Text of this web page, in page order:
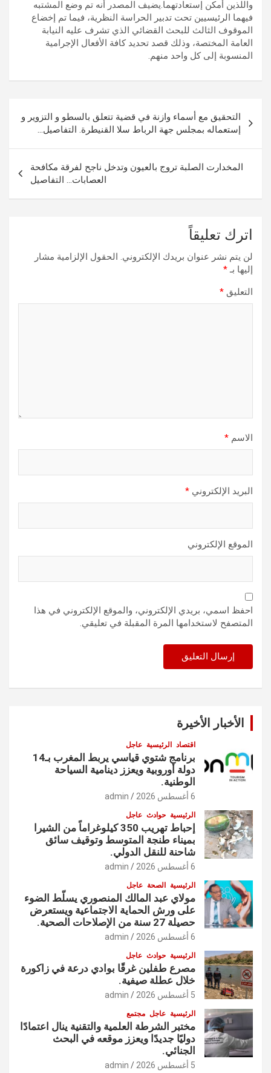
واللذين أمكن إستعادتهما.يضيف المصدر أنه تم وضع المشتبه
فيهما الرئيسيين تحت تدبير الحراسة النظرية، فيما تم إخضاع
الموقوف الثالث للبحث القضائي الذي تشرف عليه النيابة
العامة المختصة، وذلك قصد تحديد كافة الأفعال الإجرامية
المنسوبة إلى كل واحد منهم.
المقالات
التحقيق مع أسماء وازنة في قضية تتعلق بالسطو و التزوير و
إستعماله بمجلس جهة الرباط سلا القنيطرة. التفاصيل…
المخدارت الصلبة تروج بالعيون وتدخل ناجح لفرقة مكافحة
العصابات… التفاصيل
اترك تعليقاً
لن يتم نشر عنوان بريدك الإلكتروني. الحقول الإلزامية مشار
إليها بـ*
التعليق *
الاسم *
البريد الإلكتروني *
الموقع الإلكتروني
احفظ اسمي، بريدي الإلكتروني، والموقع الإلكتروني في هذا
المتصفح لاستخدامها المرة المقبلة في تعليقي.
الأخبار الأخيرة
اقتصاد الرئيسية عاجل
برنامج شتوي قياسي يربط المغرب بـ14
دولة أوروبية ويعزز دينامية السياحة
الوطنية.
6 أغسطس 2026 admin
الرئيسية حوادث عاجل
إحباط تهريب 350 كيلوغراماً من الشيرا
بميناء طنجة المتوسط وتوقيف سائق
شاحنة للنقل الدولي.
6 أغسطس 2026 admin
الرئيسية الصحة عاجل
مولاي عبد المالك المنصوري يسلّط الضوء
على ورش الحماية الاجتماعية ويستعرض
حصيلة 27 سنة من الإصلاحات الصحية.
6 أغسطس 2026 admin
الرئيسية حوادث عاجل
مصرع طفلين غرقًا بوادي درعة في زاكورة
خلال عطلة صيفية.
5 أغسطس 2026 admin
الرئيسية عاجل مجتمع
مختبر الشرطة العلمية والتقنية ينال اعتمادًا
دوليًا جديدًا ويعزز موقعه في البحث
الجنائي.
5 أغسطس 2026 admin